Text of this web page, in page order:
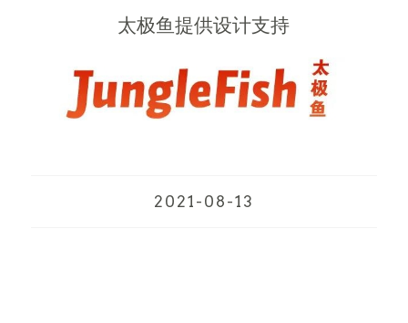
太极鱼提供设计支持
2021-08-13